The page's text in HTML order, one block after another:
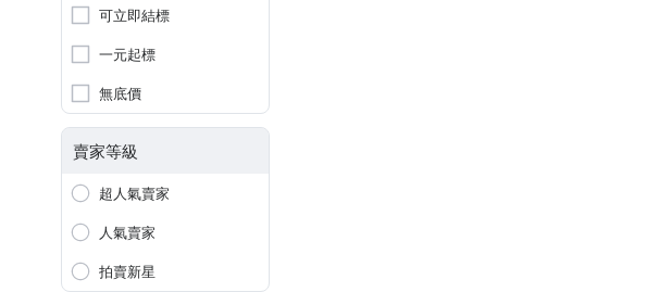
可立即結標
一元起標
無底價
賣家等級
超人氣賣家
人氣賣家
拍賣新星